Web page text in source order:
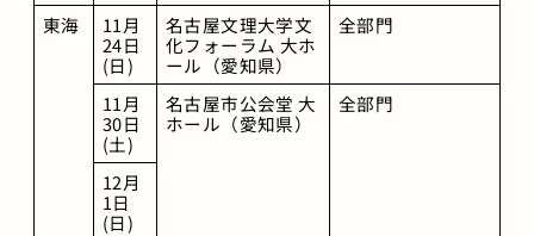
東海
11月
24日
(日)
名古屋文理大学文
化フォーラム 大ホ
ール（愛知県）
全部門
11月
30日
(土)
名古屋市公会堂 大
ホール（愛知県）
全部門
12月
1日
(日)